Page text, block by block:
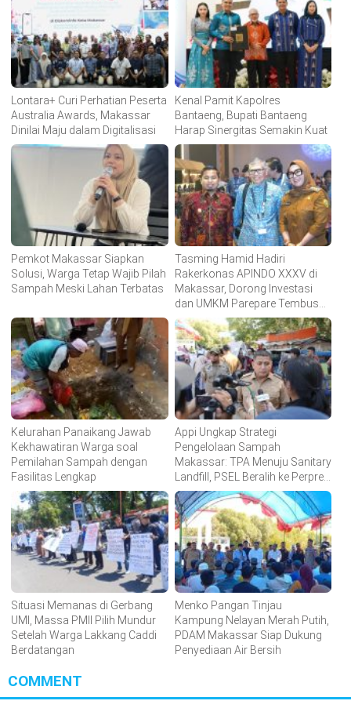
Lontara+ Curi Perhatian Peserta
Australia Awards, Makassar
Dinilai Maju dalam Digitalisasi
Kenal Pamit Kapolres
Bantaeng, Bupati Bantaeng
Harap Sinergitas Semakin Kuat
Pemkot Makassar Siapkan
Solusi, Warga Tetap Wajib Pilah
Sampah Meski Lahan Terbatas
Tasming Hamid Hadiri
Rakerkonas APINDO XXXV di
Makassar, Dorong Investasi
dan UMKM Parepare Tembus
Pasar Global
Kelurahan Panaikang Jawab
Kekhawatiran Warga soal
Pemilahan Sampah dengan
Fasilitas Lengkap
Appi Ungkap Strategi
Pengelolaan Sampah
Makassar: TPA Menuju Sanitary
Landfill, PSEL Beralih ke Perpres
109
Situasi Memanas di Gerbang
UMI, Massa PMII Pilih Mundur
Setelah Warga Lakkang Caddi
Berdatangan
Menko Pangan Tinjau
Kampung Nelayan Merah Putih,
PDAM Makassar Siap Dukung
Penyediaan Air Bersih
COMMENT